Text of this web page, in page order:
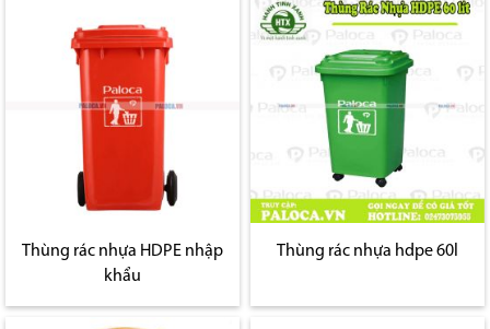
Thùng rác nhựa HDPE nhập
khẩu
Thùng rác nhựa hdpe 60l